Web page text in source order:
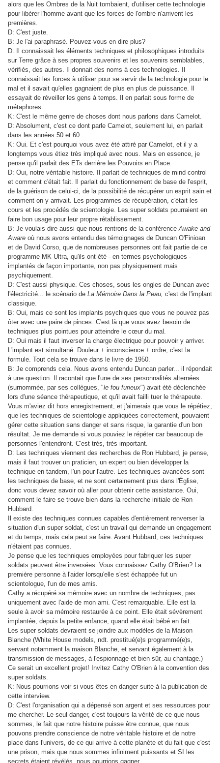
alors que les Ombres de la Nuit tombaient, d'utiliser cette technologie
pour libérer l'homme avant que les forces de l'ombre n'arrivent les
premières.
D: C'est juste.
B: Je l'ai paraphrasé. Pouvez-vous en dire plus?
D: Il connaissait les éléments techniques et philosophiques introduits
sur Terre grâce à ses propres souvenirs et les souvenirs semblables,
vérifiés, des autres. Il donnait des noms à ces technologies. Il
connaissait les forces à utiliser pour se servir de la technologie pour le
mal et il savait qu'elles gagnaient de plus en plus de puissance. Il
essayait de réveiller les gens à temps. Il en parlait sous forme de
métaphores.
K: C'est le même genre de choses dont nous parlons dans Camelot.
D: Absolument, c'est ce dont parle Camelot, seulement lui, en parlait
dans les années 50 et 60.
K: Oui. Et c'est pourquoi vous avez été attiré par Camelot, et il y a
longtemps vous étiez très impliqué avec nous. Mais en essence, je
pense qu'il parlait des ETs derrière les Pouvoirs en Place.
D: Oui, notre véritable histoire. Il parlait de techniques de mind control
et comment c'était fait. Il parlait du fonctionnement de base de l'esprit,
de la guérison de celui-ci, de la possibilité de récupérer un esprit sain et
comment on y arrivait. Les programmes de récupération, c'était les
cours et les procédés de scientologie. Les super soldats pourraient en
faire bon usage pour leur propre rétablissement.
B: Je voulais dire aussi que nous rentrons de la conférenceAwake and
Aware où nous avons entendu des témoignages de Duncan O'Finioan
et de David Corso, que de nombreuses personnes ont fait partie de ce
programme MK Ultra, qu'ils ont été - en termes psychologiques -
implantés de façon importante, non pas physiquement mais
psychiquement.
D: C'est aussi physique. Ces choses, sous les ongles de Duncan avec
l'électricité... le scénario de La Mémoire Dans la Peau, c'est de l'implant
classique.
B: Oui, mais ce sont les implants psychiques que vous ne pouvez pas
ôter avec une paire de pinces. C'est là que vous avez besoin de
techniques plus pointues pour atteindre le cœur du mal.
D: Oui mais il faut inverser la charge électrique pour pouvoir y arriver.
L'implant est simultané. Douleur + inconscience + ordre, c'est la
formule. Tout cela se trouve dans le livre de 1950.
B: Je comprends cela. Nous avons entendu Duncan parler... il répondait
à une question. Il racontait que l'une de ses personnalités alternées
(surnommée, par ses collègues, "le fou furieux") avait été déclenchée
lors d'une séance thérapeutique, et qu'il avait failli tuer le thérapeute.
Vous m'aviez dit hors enregistrement, et j'aimerais que vous le répétiez,
que les techniques de scientologie appliquées correctement, pouvaient
gérer cette situation sans danger et sans risque, la garantie d'un bon
résultat. Je me demande si vous pouviez le répéter car beaucoup de
personnes l'entendront. C'est très, très important.
D: Les techniques viennent des recherches de Ron Hubbard, je pense,
mais il faut trouver un praticien, un expert ou bien développer la
technique en tandem, l'un pour l'autre. Les techniques avancées sont
les techniques de base, et ne sont certainement plus dans l'Église,
donc vous devez savoir où aller pour obtenir cette assistance. Oui,
comment le faire se trouve bien dans la recherche initiale de Ron
Hubbard.
Il existe des techniques connues capables d'entièrement renverser la
situation d'un super soldat, c'est un travail qui demande un engagement
et du temps, mais cela peut se faire. Avant Hubbard, ces techniques
n'étaient pas connues.
Je pense que les techniques employées pour fabriquer les super
soldats peuvent être inversées. Vous connaissez Cathy O'Brien? La
première personne à l'aider lorsqu'elle s'est échappée fut un
scientologue, l'un de mes amis.
Cathy a récupéré sa mémoire avec un nombre de techniques, pas
uniquement avec l'aide de mon ami. C'est remarquable. Elle est la
seule à avoir sa mémoire restaurée à ce point. Elle était sévèrement
implantée, depuis la petite enfance, quand elle était bébé en fait.
Les super soldats devraient se joindre aux modèles de la Maison
Blanche (White House models, ndt. prostitué(e)s programmé(e)s,
servant notamment la maison Blanche, et servant également à la
transmission de messages, à l'espionnage et bien sûr, au chantage.)
Ce serait un excellent projet! Invitez Cathy O'Brien à la convention des
super soldats.
K: Nous pourrions voir si vous êtes en danger suite à la publication de
cette interview.
D: C'est l'organisation qui a dépensé son argent et ses ressources pour
me chercher. Le seul danger, c'est toujours la vérité de ce que nous
sommes, le fait que notre histoire puisse être connue, que nous
pouvons prendre conscience de notre véritable histoire et de notre
place dans l'univers, de ce qui arrive à cette planète et du fait que c'est
une prison, mais que nous sommes infiniment puissants et SI les
secrets étaient révélés, nous pourrions gagner.